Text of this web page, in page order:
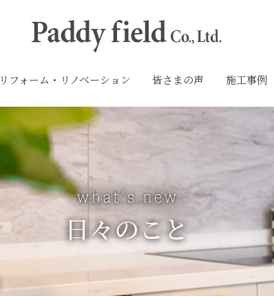
リフォーム・リノベーション 皆さまの声 施工事例
日々のこと